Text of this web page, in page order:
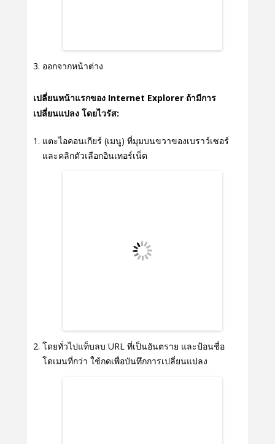
ออกจากหน้าต่าง
เปลี่ยนหน้าแรกของ Internet Explorer ถ้ามีการ
เปลี่ยนแปลง โดยไวรัส:
แตะไอคอนเกียร์ (เมนู) ที่มุมบนขวาของเบราว์เซอร์
และคลิกตัวเลือกอินเทอร์เน็ต
โดยทั่วไปแท็บลบ URL ที่เป็นอันตราย และป้อนชื่อ
โดเมนที่กว่า ใช้กดเพื่อบันทึกการเปลี่ยนแปลง